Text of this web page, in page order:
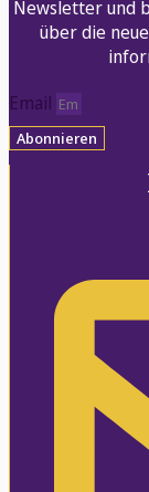
Newsletter und
über die
Email
Abonnieren